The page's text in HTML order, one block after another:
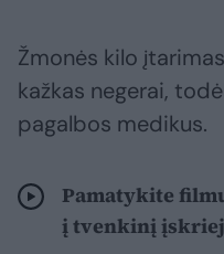
Žmonės kilo
kažkas negerai,
pagalbos medikus.
Pamatykite
į tvenkinį